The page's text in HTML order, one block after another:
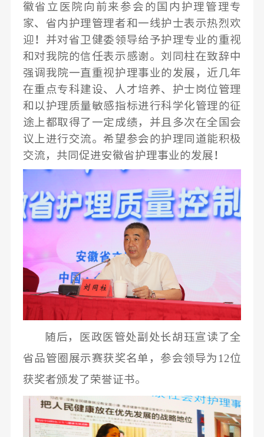
徽省立医院向前来参会的国内护理管理专
家、省内护理管理者和一线护士表示热烈欢
迎！并对省卫健委领导给予护理专业的重视
和对我院的信任表示感谢。刘同柱在致辞中
强调我院一直重视护理事业的发展，近几年
在重点专科建设、人才培养、护士岗位管理
和以护理质量敏感指标进行科学化管理的征
途上都取得了一定成绩，并且多次在全国会
议上进行交流。希望参会的护理同道能积极
交流，共同促进安徽省护理事业的发展！
随后，医政医管处副处长胡珏宣读了全
省品管圈展示赛获奖名单，参会领导为 12位
获奖者颁发了荣誉证书。